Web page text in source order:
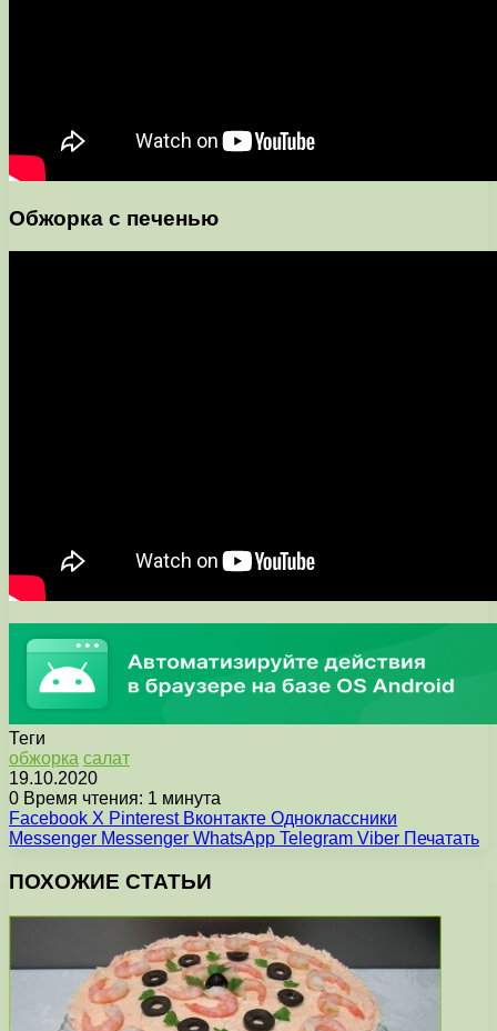
Обжорка с печенью
Теги
обжорка салат
19.10.2020
0 Время чтения: 1 минута
Facebook X Pinterest Вконтакте Одноклассники
Messenger Messenger WhatsApp Telegram Viber Печатать
ПОХОЖИЕ СТАТЬИ